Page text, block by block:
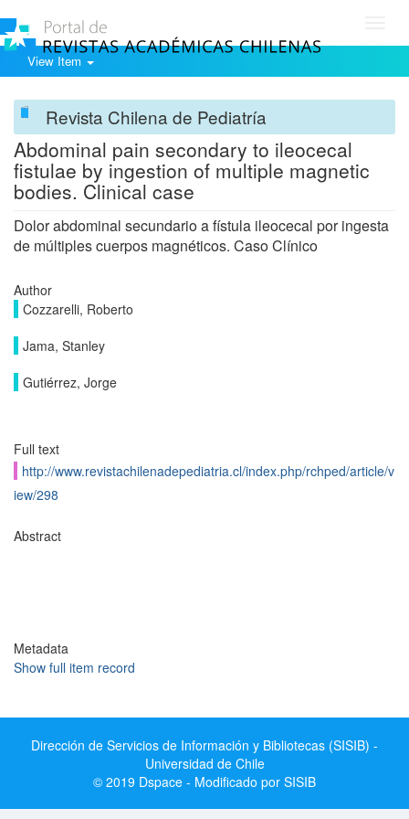
View Item
Revista Chilena de Pediatría
Abdominal pain secondary to ileocecal
fistulae by ingestion of multiple magnetic
bodies. Clinical case
Dolor abdominal secundario a fístula ileocecal por ingesta
de múltiples cuerpos magnéticos. Caso Clínico
Author
Cozzarelli, Roberto
Jama, Stanley
Gutiérrez, Jorge
Full text
http://www.revistachilenadepediatria.cl/index.php/rchped/article/v
iew/298
Abstract
Metadata
Show full item record
Dirección de Servicios de Información y Bibliotecas (SISIB) -
Universidad de Chile
© 2019 Dspace - Modificado por SISIB